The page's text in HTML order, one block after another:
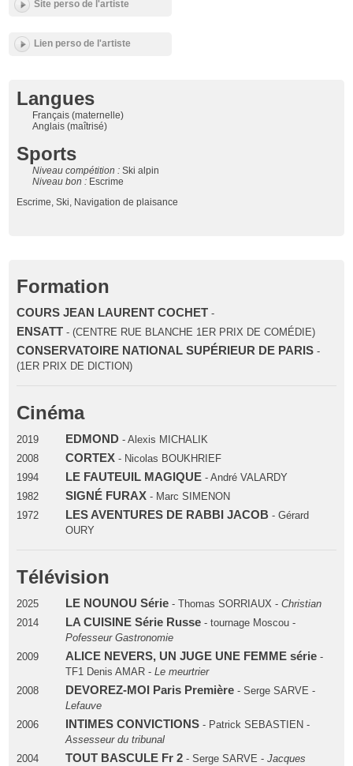
Langues
Français (maternelle)
Anglais (maîtrisé)
Sports
Niveau compétition :Ski alpin
Niveau bon : Escrime
Escrime, Ski, Navigation de plaisance
Site perso de l'artiste
Lien perso de l'artiste
Formation
COURS JEAN LAURENT COCHET -
ENSATT- (CENTRE RUE BLANCHE 1ER PRIX DE COMÉDIE)
CONSERVATOIRE NATIONAL SUPÉRIEUR DE PARIS-
(1ER PRIX DE DICTION)
Cinéma
2019 EDMOND- Alexis MICHALIK
2008
CORTEX- Nicolas BOUKHRIEF
1994
LE FAUTEUIL MAGIQUE - André VALARDY
1982
SIGNÉ FURAX - Marc SIMENON
1972
LES AVENTURES DE RABBI JACOB - Gérard
OURY
Télévision
2025 LE NOUNOU Série- Thomas SORRIAUX - Christian
2014
LA CUISINE Série Russe- tournage Moscou -
Pofesseur Gastronomie
2009
ALICE NEVERS, UN JUGE UNE FEMME série-
TF1 Denis AMAR - Le meurtrier
2008
DEVOREZ-MOI Paris Première- Serge SARVE -
Lefauve
2006
INTIMES CONVICTIONS - Patrick SEBASTIEN -
Assesseur du tribunal
2004
TOUT BASCULE Fr 2- Serge SARVE - Jacques